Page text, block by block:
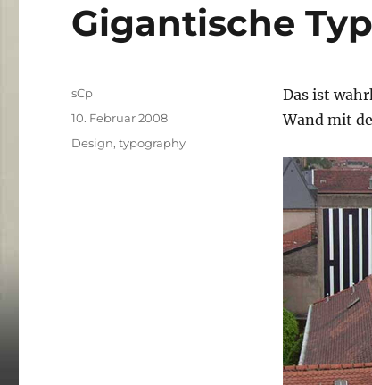
Gigantische
Das ist
Wand mit
Autor
sCp
Veröffentlicht
10. Februar 2008
Kategorien
Design,typography